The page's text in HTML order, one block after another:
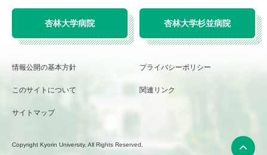
杏林大学病院 杏林大学杉並病院
情報公開の基本方針 プライバシーポリシー
このサイトについて 関連リンク
サイトマップ
Copyright Kyorin University. All Rights Reserved.